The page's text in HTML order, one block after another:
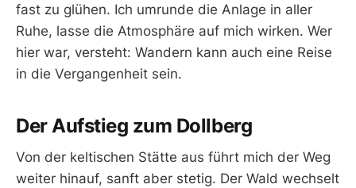
fast zu glühen. Ich umrunde die Anlage in aller
Ruhe, lasse die Atmosphäre auf mich wirken. Wer
hier war, versteht: Wandern kann auch eine Reise
in die Vergangenheit sein.
Der Aufstieg zum Dollberg
Von der keltischen Stätte aus führt mich der Weg
weiter hinauf, sanft aber stetig. Der Wald wechselt